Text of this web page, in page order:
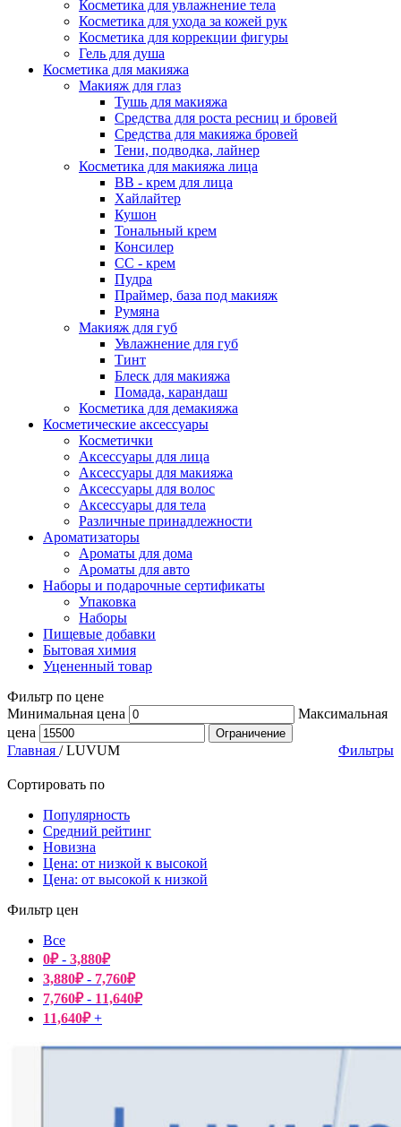
Косметика для увлажнение тела
Косметика для ухода за кожей рук
Косметика для коррекции фигуры
Гель для душа
Косметика для макияжа
Макияж для глаз
Тушь для макияжа
Средства для роста ресниц и бровей
Средства для макияжа бровей
Тени, подводка, лайнер
Косметика для макияжа лица
ВВ - крем для лица
Хайлайтер
Кушон
Тональный крем
Консилер
СС - крем
Пудра
Праймер, база под макияж
Румяна
Макияж для губ
Увлажнение для губ
Тинт
Блеск для макияжа
Помада, карандаш
Косметика для демакияжа
Косметические аксессуары
Косметички
Аксессуары для лица
Аксессуары для макияжа
Аксессуары для волос
Аксессуары для тела
Различные принадлежности
Ароматизаторы
Ароматы для дома
Ароматы для авто
Наборы и подарочные сертификаты
Упаковка
Наборы
Пищевые добавки
Бытовая химия
Уцененный товар
Фильтр по цене
Минимальная цена
Максимальная
цена
Ограничение
Главная / LUVUM Фильтры
Сортировать по
Популярность
Средний рейтинг
Новизна
Цена: от низкой к высокой
Цена: от высокой к низкой
Фильтр цен
Все
0₽- 3,880₽
3,880₽- 7,760₽
7,760₽- 11,640₽
11,640₽+